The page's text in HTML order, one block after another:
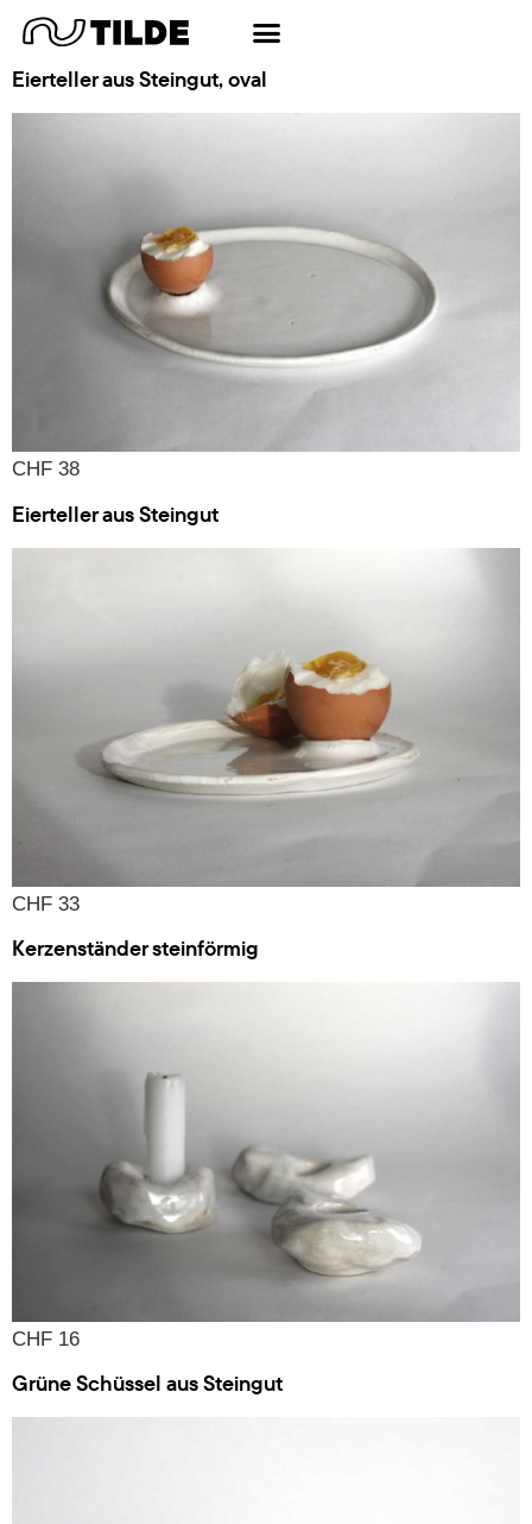
Schlagwort:Steingut
Eierteller aus Steingut, oval
CHF 38
Eierteller aus Steingut
CHF 33
Kerzenständer steinförmig
CHF 16
Grüne Schüssel aus Steingut